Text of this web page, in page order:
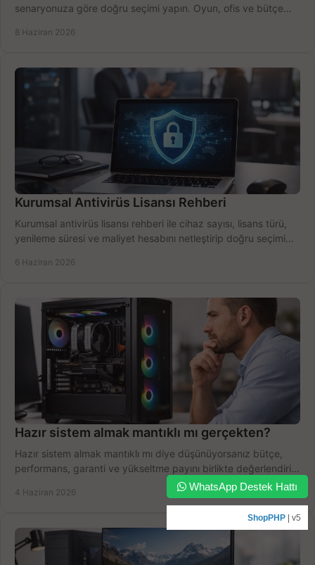
senaryonuza göre doğru seçimi yapın. Oyun, ofis ve bütçe
8 Haziran 2026
Kurumsal Antivirüs Lisansı Rehberi
Kurumsal antivirüs lisansı rehberi ile cihaz sayısı, lisans türü,
yenileme süresi ve maliyet hesabını netleştirip doğru seçimi
6 Haziran 2026
Hazır sistem almak mantıklı mı gerçekten?
Hazır sistem almak mantıklı mı diye düşünüyorsanız bütçe,
performans, garanti ve yükseltme payını birlikte değerlendirin,
4 Haziran 2026 WhatsApp Destek Hattı
ShopPHP | v5